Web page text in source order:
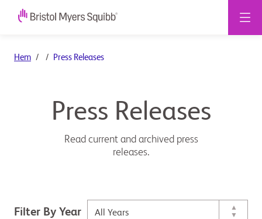
Hem Press Releases
Press Releases
Read current and archived press
releases.
Filter By Year